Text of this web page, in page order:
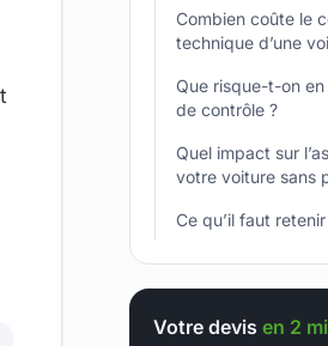
Combien coûte le
technique d’une
Que risque-t-on
de contrôle ?
Quel impact sur
votre voiture sans
Ce qu’il faut retenir
Votre devis en 2